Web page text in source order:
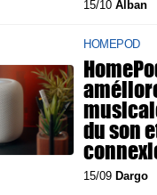
15/10Alban
HOMEPOD
du son
15/09 Dargo